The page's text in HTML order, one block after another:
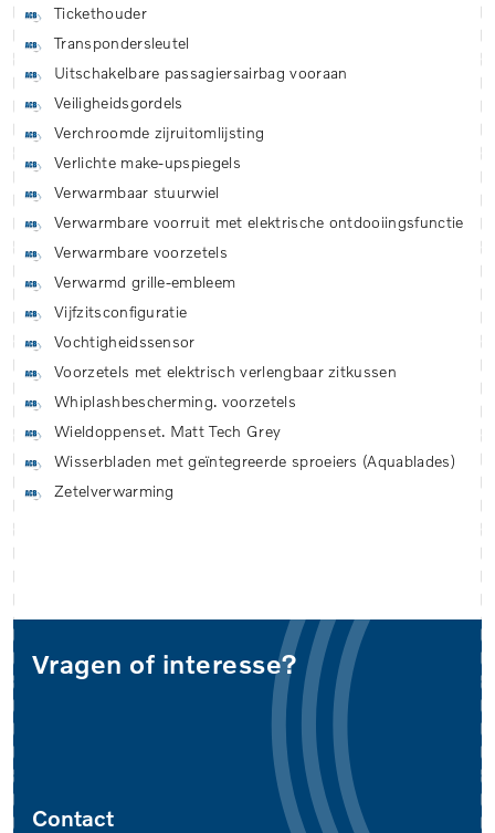
Tickethouder
Transpondersleutel
Uitschakelbare passagiersairbag vooraan
Veiligheidsgordels
Verchroomde zijruitomlijsting
Verlichte make-upspiegels
Verwarmbaar stuurwiel
Verwarmbare voorruit met elektrische ontdooiingsfunctie
Verwarmbare voorzetels
Verwarmd grille-embleem
Vijfzitsconfiguratie
Vochtigheidssensor
Voorzetels met elektrisch verlengbaar zitkussen
Whiplashbescherming. voorzetels
Wieldoppenset. Matt Tech Grey
Wisserbladen met geïntegreerde sproeiers (Aquablades)
Zetelverwarming
Vragen of interesse?
Contact